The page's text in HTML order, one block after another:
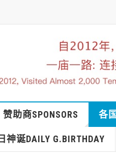
赞助商SPONSORS 各
神诞DAILY G.BIRTHDAY